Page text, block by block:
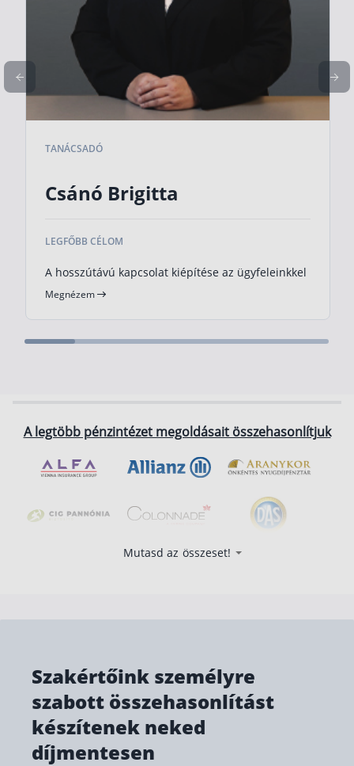
Rólunk
Kapcsolat
Karrier
Minősített Fogyasztóbarát Otthonbiztosítás
TANÁCSADÓ
Csánó Brigitta
LEGFŐBB CÉLOM
A hosszútávú kapcsolat kiépítése az ügyfeleinkkel
Megnézem
A legtöbb pénzintézet megoldásait összehasonlítjuk
Mutasd az összeset!
Szakértőink személyre
szabott összehasonlítást
készítenek neked
díjmentesen